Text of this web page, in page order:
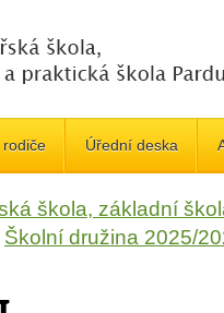
Úřední deska
škola, základní
Školní družina 2025/